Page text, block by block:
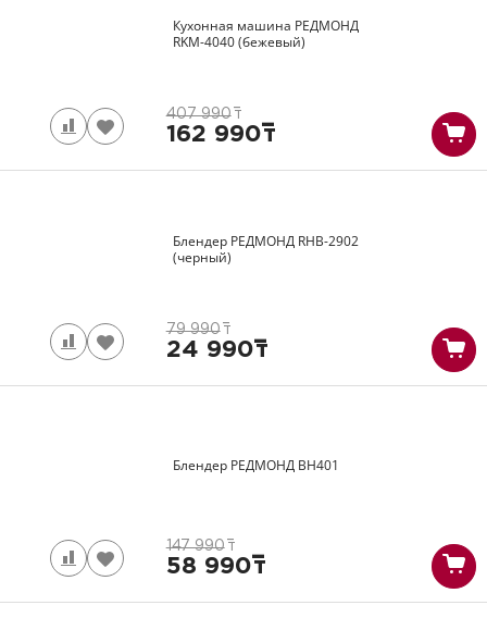
Кухонная машина РЕДМОНД
RKM-4040(бежевый)
407 990 т
162 990т
Блендер РЕДМОНД RHB-2902
(черный)
79 990 т
24 990т
Блендер РЕДМОНД BH401
147 990 т
58 990т